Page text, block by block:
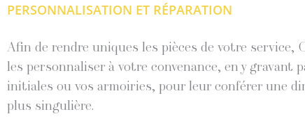
PERSONNALISATION ET RÉPARATION
Afin de rendre uniques les pièces de votre service,
les personnaliser à votre convenance, en y gravant
initiales ou vos armoiries, pour leur conférer une
plus singulière.